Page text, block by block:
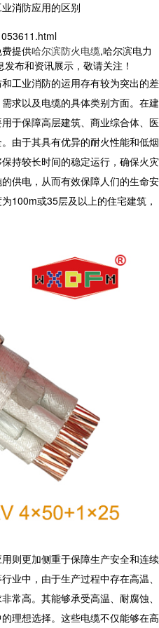
消防应用的区别
提供哈尔滨防火电缆,哈尔滨电力
布和资讯展示，敬请关注！
工业消防的运用存有较为突出的差
求以及电缆的具体类别方面。在建
于保障高层建筑、商业综合体、医
由于其具有优异的耐火性能和低烟
持较长时间的稳定运行，确保火灾
供电，从而有效保障人们的生命安
100m或35层及以上的住宅建筑，
用则更加侧重于保障生产安全和连续
业中，由于生产过程中存在高温、
常高。其能够承受高温、耐腐蚀、
理想选择。这些电缆不仅能够在高